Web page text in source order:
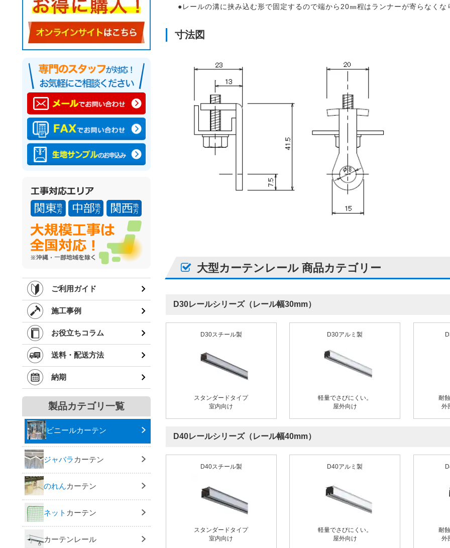
ご利用ガイド
施工事例
お役立ちコラム
送料・配送方法
納期
製品カテゴリ一覧
ビニールカーテン
ジャバラ カーテン
のれんカーテン
ネット カーテン
カーテンレール
●レールの溝に挟み込む形で固定するので端から20㎜程はランナーが寄らなくな
寸法図
大型カーテンレール 商品カテゴリー
D30レールシリーズ（レール幅30mm）
D30スチール製
スタンダードタイプ
室内向け
D30アルミ製
軽量でさびにくい。
屋外向け
耐
外
D40レールシリーズ（レール幅40mm）
D40スチール製
スタンダードタイプ
室内向け
D40アルミ製
軽量でさびにくい。
屋外向け
耐
外